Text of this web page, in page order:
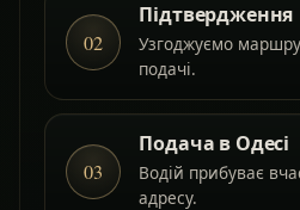
02
Підтвердження
Узгоджуємо
подачі.
03
Подача в Одесі
Водій прибуває
адресу.